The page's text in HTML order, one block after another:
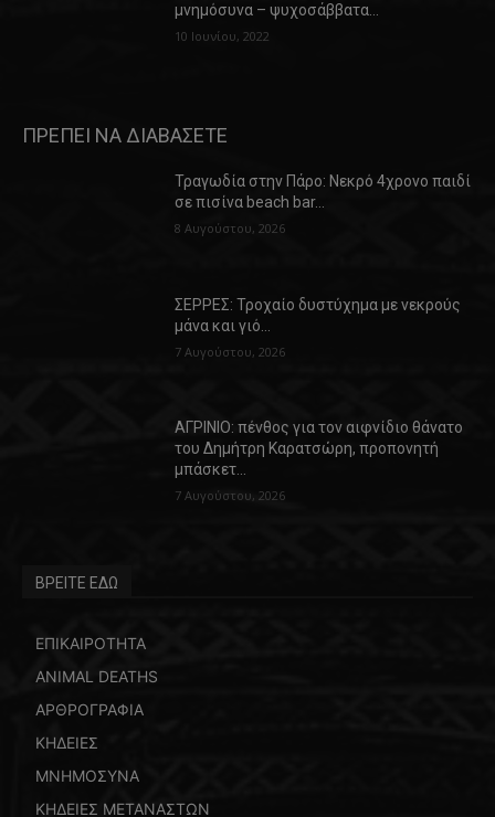
μνημόσυνα – ψυχοσάββατα…
10 Ιουνίου, 2022
ΠΡΕΠΕΙ ΝΑ ΔΙΑΒΑΣΕΤΕ
Τραγωδία στην Πάρο: Νεκρό 4χρονο παιδί
σε πισίνα beach bar…
8 Αυγούστου, 2026
ΣΕΡΡΕΣ: Τροχαίο δυστύχημα με νεκρούς
μάνα και γιό…
7 Αυγούστου, 2026
ΑΓΡΙΝΙΟ: πένθος για τον αιφνίδιο θάνατο
του Δημήτρη Καρατσώρη, προπονητή
μπάσκετ…
7 Αυγούστου, 2026
ΒΡΕΙΤΕ ΕΔΩ
ΕΠΙΚΑΙΡΟΤΗΤΑ
ANIMAL DEATHS
ΑΡΘΡΟΓΡΑΦΙΑ
ΚΗΔΕΙΕΣ
ΜΝΗΜΟΣΥΝΑ
ΚΗΔΕΙΕΣ ΜΕΤΑΝΑΣΤΩΝ